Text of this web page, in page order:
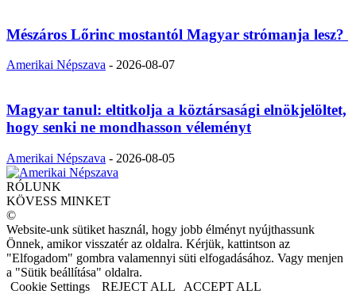
Mészáros Lőrinc mostantól Magyar strómanja lesz?
Amerikai Népszava - 2026-08-07
Magyar tanul: eltitkolja a köztársasági elnökjelöltet,
hogy senki ne mondhasson véleményt
Amerikai Népszava - 2026-08-05
RÓLUNK
KÖVESS MINKET
©
Website-unk sütiket használ, hogy jobb élményt nyújthassunk
Önnek, amikor visszatér az oldalra. Kérjük, kattintson az
"Elfogadom" gombra valamennyi süti elfogadásához. Vagy menjen
a "Sütik beállítása" oldalra.
Cookie Settings
REJECT ALL ACCEPT ALL